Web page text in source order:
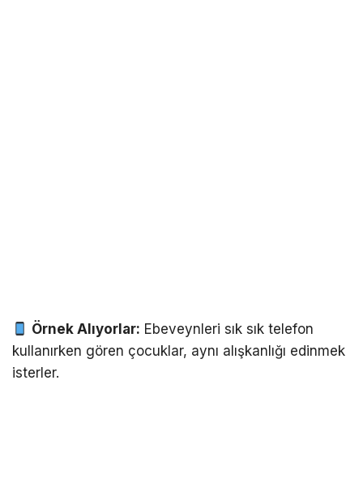
Örnek Alıyorlar: Ebeveynleri sık sık telefon
kullanırken gören çocuklar, aynı alışkanlığı edinmek
isterler.